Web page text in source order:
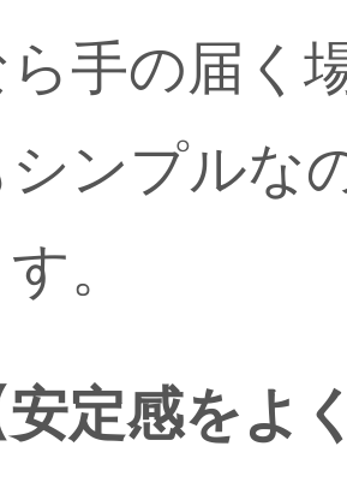
ら手の届く
シンプルな
。
安定感をよ